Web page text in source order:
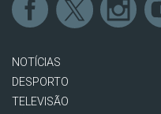
NOTÍCIAS
DESPORTO
TELEVISÃO